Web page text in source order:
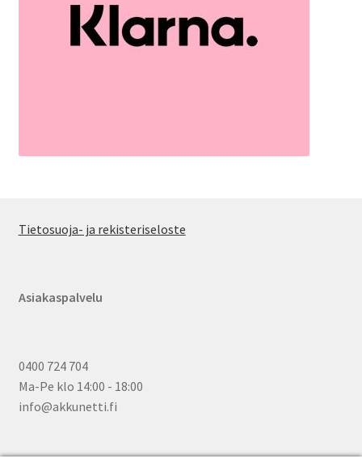
Tietosuoja- ja rekisteriseloste
Asiakaspalvelu
0400 724 704
Ma-Pe klo 14:00 - 18:00
info@akkunetti.fi